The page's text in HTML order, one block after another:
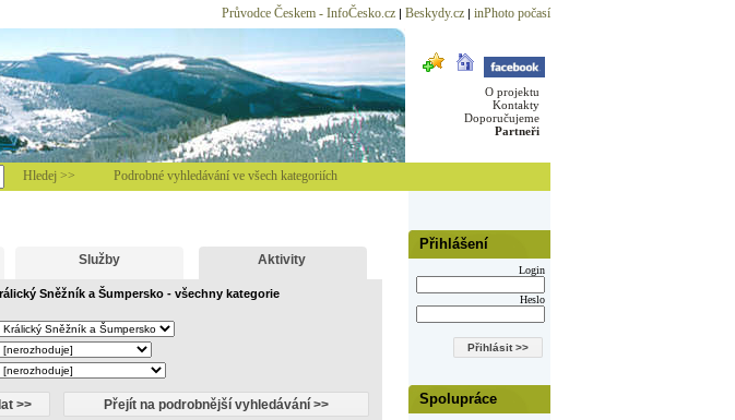
Průvodce Českem - InfoČesko.cz| Beskydy.cz| inPhoto počasí
O projektu
Kontakty
Doporučujeme
Partneři
Hledej >> Podrobné vyhledávání ve všech kategoriích
Přihlášení
Login
Heslo
Spolupráce
Služby Aktivity
Sněžník a Šumpersko - všechny kategorie